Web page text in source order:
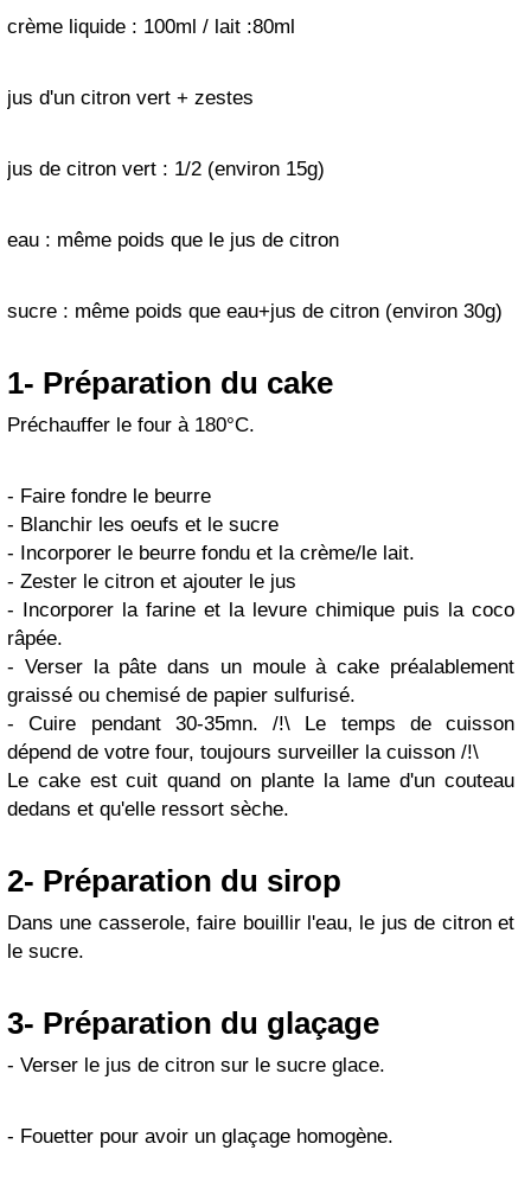
crème liquide : 100ml / lait :80ml
jus d'un citron vert + zestes
jus de citron vert : 1/2 (environ 15g)
eau : même poids que le jus de citron
sucre : même poids que eau+jus de citron (environ 30g)
1- Préparation du cake
Préchauffer le four à 180°C.
- Faire fondre le beurre
- Blanchir les oeufs et le sucre
- Incorporer le beurre fondu et la crème/le lait.
- Zester le citron et ajouter le jus
- Incorporer la farine et la levure chimique puis la coco
râpée.
- Verser la pâte dans un moule à cake préalablement
graissé ou chemisé de papier sulfurisé.
- Cuire pendant 30-35mn. /!\ Le temps de cuisson
dépend de votre four, toujours surveiller la cuisson /!\
Le cake est cuit quand on plante la lame d'un couteau
dedans et qu'elle ressort sèche.
2- Préparation du sirop
Dans une casserole, faire bouillir l'eau, le jus de citron et
le sucre.
3- Préparation du glaçage
- Verser le jus de citron sur le sucre glace.
- Fouetter pour avoir un glaçage homogène.